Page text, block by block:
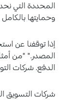
المحددة التي
وحمايتها
إذا توقفنا عن
المصدر." "من
الدفع. شركات
شركات التسويق